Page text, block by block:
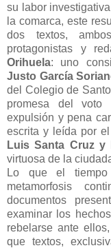
su labor
la comarca, este
dos textos,
protagonistas y
Orihuela: uno
Justo García
del Colegio de
promesa del voto
expulsión y pena
escrita y leída por
Luis Santa Cruz y
virtuosa de la
Lo que el tiempo
metamorfosis
documentos
examinar los
rebelarse ante
que textos,